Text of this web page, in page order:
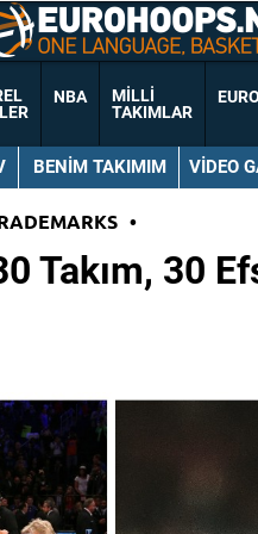
NBA
MILLI
TAKIMLAR
BENIM TAKIMIM VIDEO
•
Takım, 30